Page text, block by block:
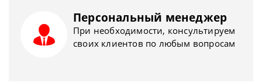
Персональный менеджер
При необходимости, консультируем
своих клиентов по любым вопросам